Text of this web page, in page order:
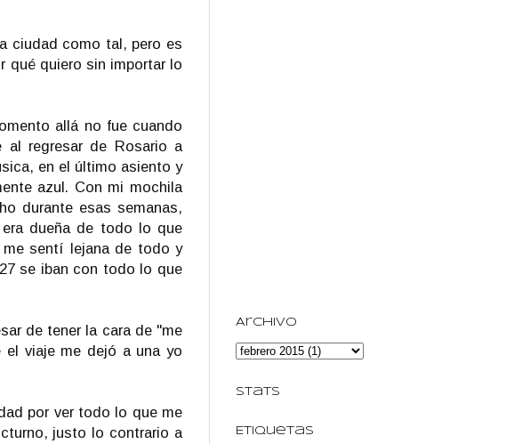
ciudad como tal, pero es
qué quiero sin importar lo
allá no fue cuando
al regresar de Rosario a
en el último asiento y
azul. Con mi mochila
durante esas semanas,
dueña de todo lo que
sentí lejana de todo y
se iban con todo lo que
de tener la cara de "me
viaje me dejó a una yo
por ver todo lo que me
justo lo contrario a
Archivo
Stats
Etiquetas